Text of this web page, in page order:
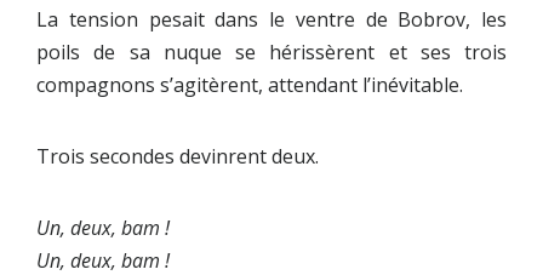
La tension pesait dans le ventre de Bobrov, les
poils de sa nuque se hérissèrent et ses trois
compagnons s’agitèrent, attendant l’inévitable.
Trois secondes devinrent deux.
Un, deux, bam !
Un, deux, bam !